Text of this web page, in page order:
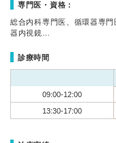
専門医・資格：
総合内科専門医、循環器専
器内視鏡…
診療時間
09:00-12:00
13:30-17:00